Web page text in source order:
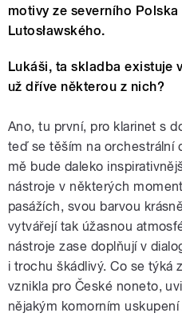
motivy ze severního
Lutosławského.
Lukáši, ta skladba existuje
už dříve některou z nich?
Ano, tu první, pro klarinet s
teď se těším na orchestrální
mě bude daleko
nástroje v některých
pasážích, svou barvou
vytvářejí tak úžasnou
nástroje zase doplňují v
i trochu škádlivý. Co se týká
vznikla pro České noneto,
nějakým komorním uskupení